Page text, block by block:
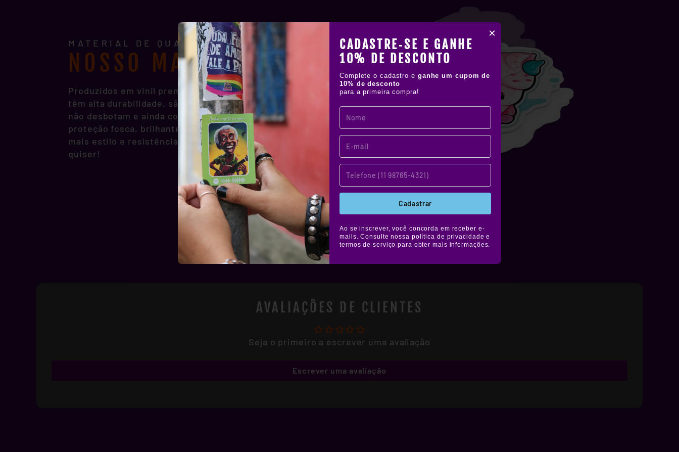
×
CADASTRE‑SE E GANHE
10% DE DESCONTO
Complete o cadastro e ganhe um cupom de
10% de desconto
para a primeira compra!
Cadastrar
Ao se inscrever, você concorda em receber e-
mails. Consulte nossa política de privacidade e
termos de serviço para obter mais informações.
MATERIAL DE QUALIDADE!
NOSSO MATERIAL
Produzidos em vinil premium, nossos stickers
têm alta durabilidade, são resistentes à água,
não desbotam e ainda contam com película de
proteção fosca, brilhante ou holográfica. Muito
mais estilo e resistência pra você colar onde
quiser!
AVALIAÇÕES DE CLIENTES
Seja o primeiro a escrever uma avaliação
Escrever uma avaliação